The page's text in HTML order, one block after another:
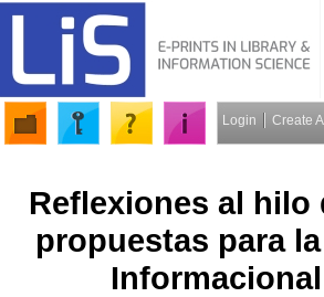
Login Create
Reflexiones al
propuestas para